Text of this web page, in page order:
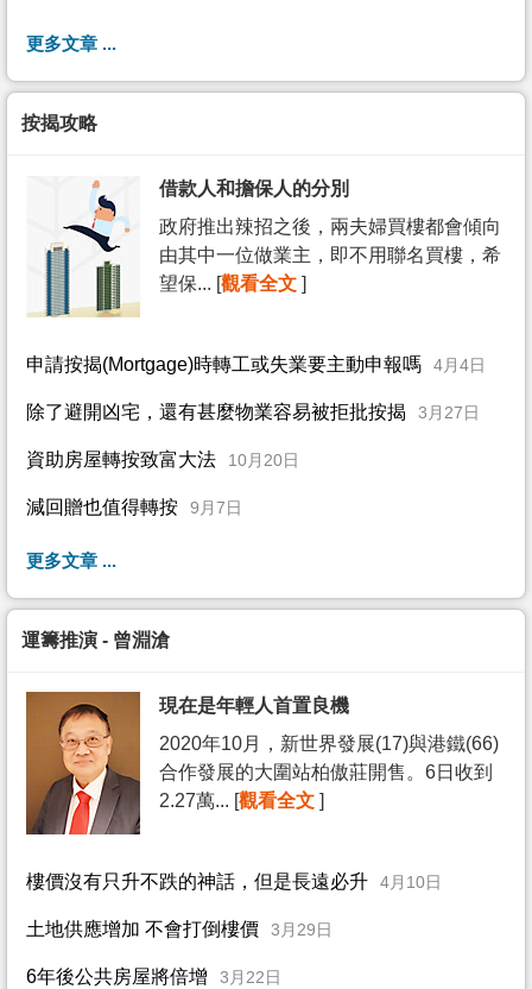
更多文章 ...
按揭攻略
借款人和擔保人的分別
政府推出辣招之後，兩夫婦買樓都會傾向
由其中一位做業主，即不用聯名買樓，希
望保... [觀看全文 ]
申請按揭(Mortgage)時轉工或失業要主動申報嗎 4月4日
除了避開凶宅，還有甚麼物業容易被拒批按揭 3月27日
資助房屋轉按致富大法 10月20日
減回贈也值得轉按 9月7日
更多文章 ...
運籌推演 - 曾淵滄
現在是年輕人首置良機
2020年10月，新世界發展(17)與港鐵(66)
合作發展的大圍站柏傲莊開售。6日收到
2.27萬... [觀看全文 ]
樓價沒有只升不跌的神話，但是長遠必升 4月10日
土地供應增加 不會打倒樓價 3月29日
6年後公共房屋將倍增 3月22日